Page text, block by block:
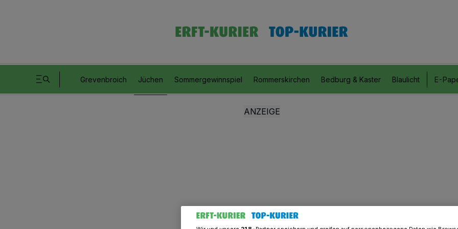
Grevenbroich Jüchen Sommergewinnspiel Rommerskirchen Bedburg & Kaster Blaulicht E-